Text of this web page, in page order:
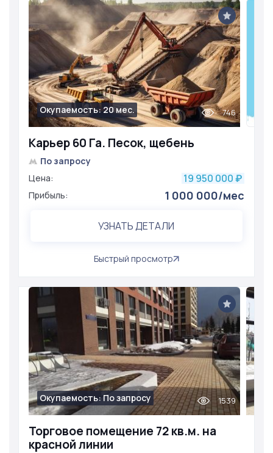
Карьер 60 Га. Песок, щебeнь
Окупаемость: 20 мес. 746
По запросу
Цена:
19 950 000 ₽
Прибыль: 1 000 000/мес
УЗНАТЬ ДЕТАЛИ
Быстрый просмотр
Торговое помещение 72 кв.м. на
красной линии
Окупаемость: По запросу 1539